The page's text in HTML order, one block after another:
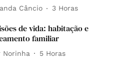
Câncio 3 Horas
de vida: habitação e
familiar
Norinha 5 Horas